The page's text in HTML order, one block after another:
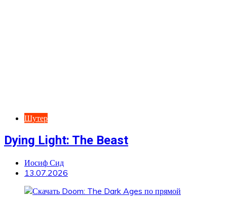
Шутер
Dying Light: The Beast
Иосиф Сид
13.07.2026